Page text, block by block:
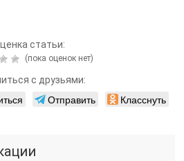
статьи:
(пока оценок нет)
с друзьями:
Отправить Класснуть